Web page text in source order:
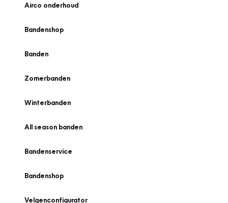
Airco onderhoud
Bandenshop
Banden
Zomerbanden
Winterbanden
All season banden
Bandenservice
Bandenshop
Velgenconfigurator